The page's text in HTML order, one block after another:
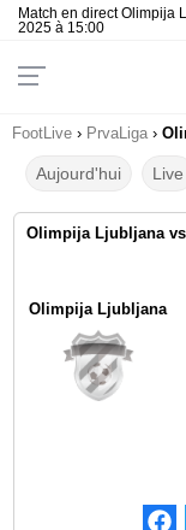
Match en direct Olimpija
2025 à 15:00
FootLive › PrvaLiga ›
Aujourd'hui Live
Olimpija Ljubljana vs
Olimpija Ljubljana